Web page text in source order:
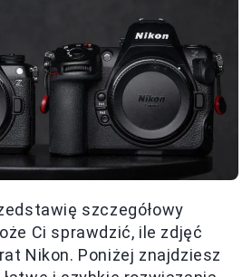
szczegółowy
Ci sprawdzić, ile zdjęć
Nikon. Poniżej znajdziesz